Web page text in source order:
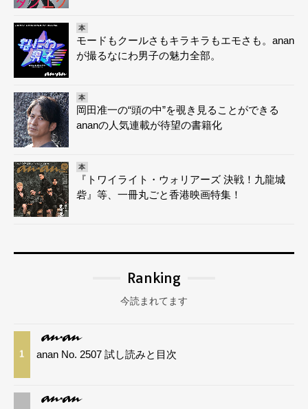
本
モードもクールさもキラキラもエモさも。anan
が撮るなにわ男子の魅力全部。
本
岡田准一の“頭の中”を覗き見ることができる
ananの人気連載が待望の書籍化
本
『トワイライト・ウォリアーズ 決戦！九龍城
砦』等、一冊丸ごと香港映画特集！
Ranking
今読まれてます
1 anan No. 2507 試し読みと目次